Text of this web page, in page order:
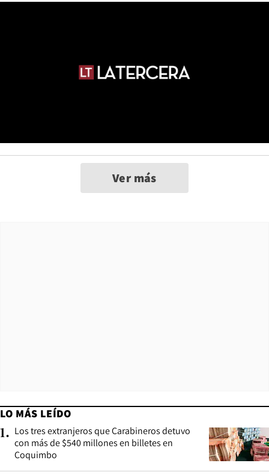
Ver más
LO MÁS LEÍDO
1. Los tres extranjeros que Carabineros detuvo
con más de $540 millones en billetes en
Coquimbo